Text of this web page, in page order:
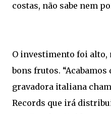
costas, não sabe nem
O investimento foi alto,
bons frutos.
gravadora italiana
Records que irá